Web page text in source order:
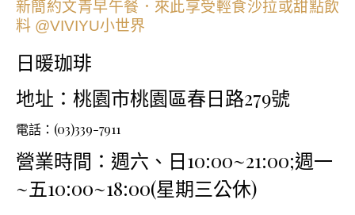
日暖珈琲
地址：桃園市桃園區春日路279號
電話：(03)339-7911
營業時間：週六、日10:00~21:00;週一
~五10:00~18:00(星期三公休)